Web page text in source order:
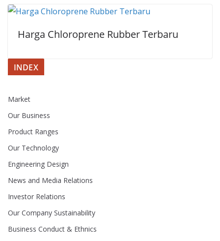
Harga Chloroprene Rubber Terbaru
INDEX
Market
Our Business
Product Ranges
Our Technology
Engineering Design
News and Media Relations
Investor Relations
Our Company Sustainability
Business Conduct & Ethnics